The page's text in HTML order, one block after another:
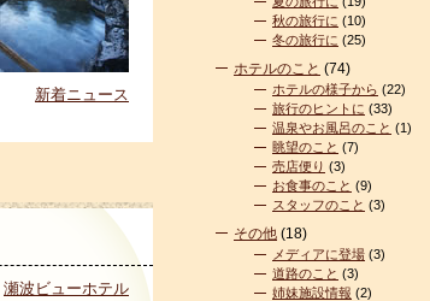
新着ニュース
瀬波ビューホテル
秋の旅行に (10)
冬の旅行に (25)
ホテルのこと (74)
ホテルの様子から (22)
旅行のヒントに (33)
温泉やお風呂のこと (1)
眺望のこと (7)
売店便り (3)
お食事のこと (9)
スタッフのこと (3)
その他 (18)
メディアに登場 (3)
道路のこと (3)
姉妹施設情報 (2)